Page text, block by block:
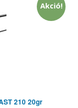
Akció!
210 20gr